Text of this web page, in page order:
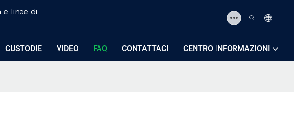
e linee di
CUSTODIE VIDEO FAQ CONTATTACI CENTRO INFORMAZIONI